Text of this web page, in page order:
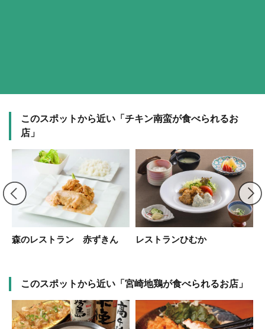
このスポットから近い「チキン南蛮が食べられるお
店」
森のレストラン 赤ずきん レストランひむか
このスポットから近い「宮崎地鶏が食べられるお店」